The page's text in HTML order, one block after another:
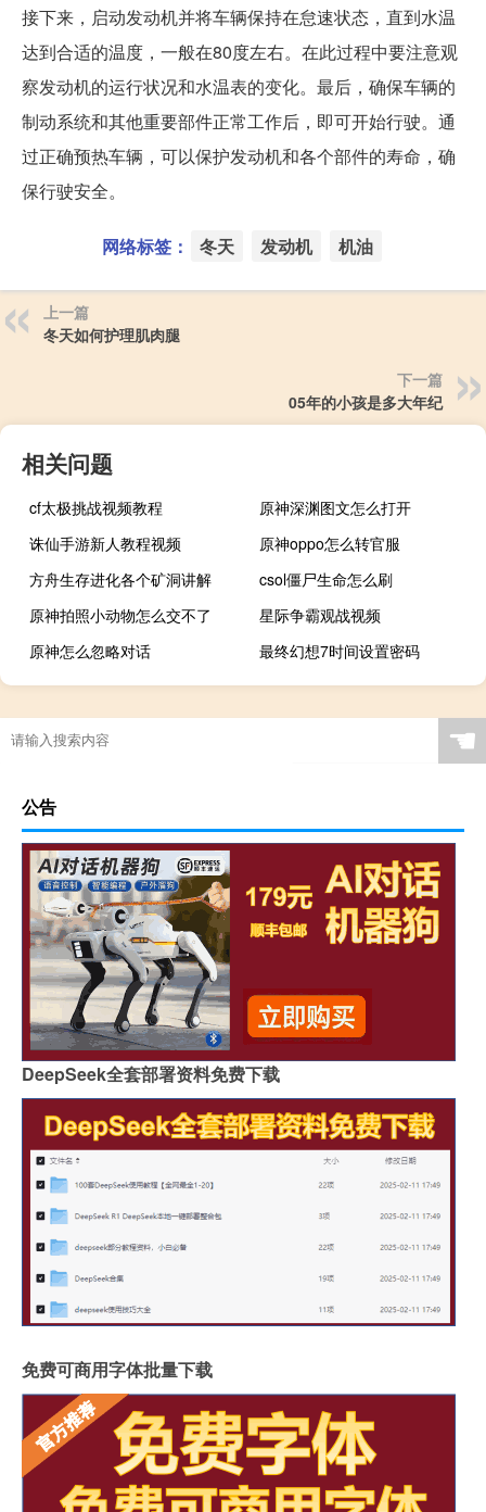
接下来，启动发动机并将车辆保持在怠速状态，直到水温
达到合适的温度，一般在80度左右。在此过程中要注意观
察发动机的运行状况和水温表的变化。最后，确保车辆的
制动系统和其他重要部件正常工作后，即可开始行驶。通
过正确预热车辆，可以保护发动机和各个部件的寿命，确
保行驶安全。
网络标签： 冬天 发动机 机油
上一篇
冬天如何护理肌肉腿
下一篇
05年的小孩是多大年纪
相关问题
cf太极挑战视频教程
原神深渊图文怎么打开
诛仙手游新人教程视频
原神oppo怎么转官服
方舟生存进化各个矿洞讲解
csol僵尸生命怎么刷
原神拍照小动物怎么交不了
星际争霸观战视频
原神怎么忽略对话
最终幻想7时间设置密码
☚
公告
DeepSeek全套部署资料免费下载
免费可商用字体批量下载